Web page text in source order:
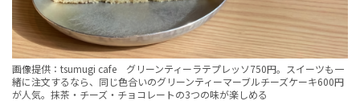
画像提供：tsumugi cafe グリーンティーラテプレッソ750円。スイーツも一
緒に注文するなら、同じ色合いのグリーンティーマーブルチーズケーキ600円
が人気。抹茶・チーズ・チョコレートの3つの味が楽しめる